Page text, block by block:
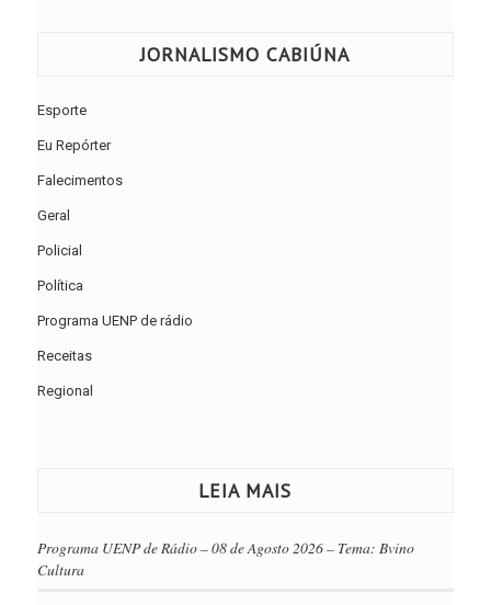
JORNALISMO CABIÚNA
Esporte
Eu Repórter
Falecimentos
Geral
Policial
Política
Programa UENP de rádio
Receitas
Regional
LEIA MAIS
Programa UENP de Rádio – 08 de Agosto 2026 – Tema: Bvino
Cultura